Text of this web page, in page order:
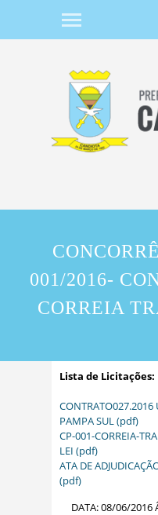
001/2016-
CORREIA
Lista de Licitações:
CONTRATO027.2016
PAMPA SUL (pdf)
CP-001-CORREIA-
LEI (pdf)
ATA DE
(pdf)
DATA: 08/06/2016